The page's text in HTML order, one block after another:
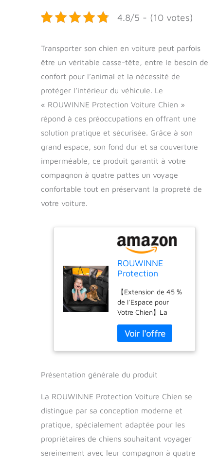
4.8/5 - (10 votes)
Transporter son chien en voiture peut parfois
être un véritable casse-tête, entre le besoin de
confort pour l’animal et la nécessité de
protéger l’intérieur du véhicule. Le
« ROUWINNE Protection Voiture Chien »
répond à ces préoccupations en offrant une
solution pratique et sécurisée. Grâce à son
grand espace, son fond dur et sa couverture
imperméable, ce produit garantit à votre
compagnon à quatre pattes un voyage
confortable tout en préservant la propreté de
votre voiture.
ROUWINNE
Protection
Chien,Grand
Espace,Extension
Housse Voiture
Chien,Protection
Imperméable,
Fond Durs,
Couverture
Sécuriser Votre
【Extension de 45 %
de l'Espace pour
Votre Chien】La
chien ROUWINNE
avec fond dur
prolonge la distance
couvrant
des pieds. Cela offre
plus pour que votre
chien puisse se
déplacer librement,
réduisant le risque de
chutes. Idéale pour
Présentation générale du produit
La ROUWINNE Protection Voiture Chien se
distingue par sa conception moderne et
pratique, spécialement adaptée pour les
propriétaires de chiens souhaitant voyager
sereinement avec leur compagnon à quatre